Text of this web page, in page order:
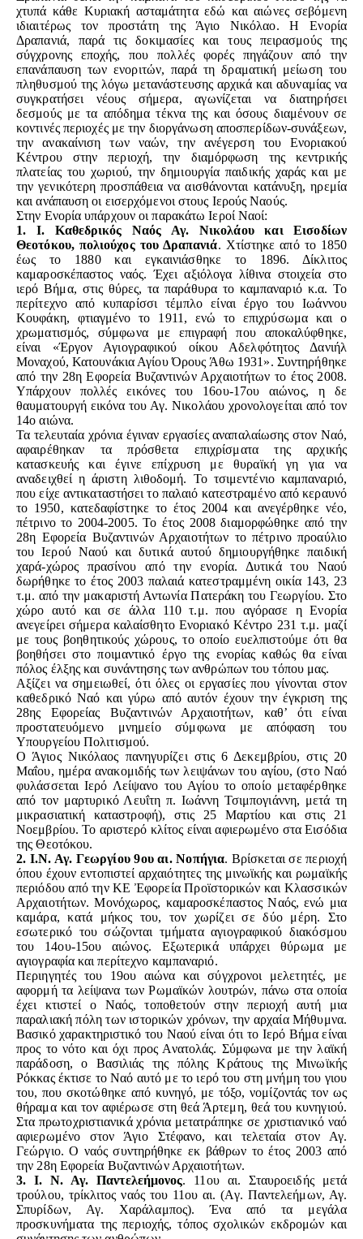
χτυπά κάθε Κυριακή ασταμάτητα εδώ και αιώνες σεβόμενη
ιδιαιτέρως τον προστάτη της Άγιο Νικόλαο. Η Ενορία
Δραπανιά, παρά τις δοκιμασίες και τους πειρασμούς της
σύγχρονης εποχής, που πολλές φορές πηγάζουν από την
επανάπαυση των ενοριτών, παρά τη δραματική μείωση του
πληθυσμού της λόγω μετανάστευσης αρχικά και αδυναμίας να
συγκρατήσει νέους σήμερα, αγωνίζεται να διατηρήσει
δεσμούς με τα απόδημα τέκνα της και όσους διαμένουν σε
κοντινές περιοχές με την διοργάνωση αποσπερίδων-συνάξεων,
την ανακαίνιση των ναών, την ανέγερση του Ενοριακού
Κέντρου στην περιοχή, την διαμόρφωση της κεντρικής
πλατείας του χωριού, την δημιουργία παιδικής χαράς και με
την γενικότερη προσπάθεια να αισθάνονται κατάνυξη, ηρεμία
και ανάπαυση οι εισερχόμενοι στους Ιερούς Ναούς.
Στην Ενορία υπάρχουν οι παρακάτω Ιεροί Ναοί:
1. Ι. Καθεδρικός Ναός Αγ. Νικολάου και Εισοδίων
Θεοτόκου, πολιούχος του Δραπανιά. Χτίστηκε από το 1850
έως το 1880 και εγκαινιάσθηκε το 1896. Δίκλιτος
καμαροσκέπαστος ναός. Έχει αξιόλογα λίθινα στοιχεία στο
ιερό Βήμα, στις θύρες, τα παράθυρα το καμπαναριό κ.α. Το
περίτεχνο από κυπαρίσσι τέμπλο είναι έργο του Ιωάννου
Κουφάκη, φτιαγμένο το 1911, ενώ το επιχρύσωμα και ο
χρωματισμός, σύμφωνα με επιγραφή που αποκαλύφθηκε,
είναι «Έργον Αγιογραφικού οίκου Αδελφότητος Δανιήλ
Μοναχού, Κατουνάκια Αγίου Όρους Άθω 1931». Συντηρήθηκε
από την 28η Εφορεία Βυζαντινών Αρχαιοτήτων το έτος 2008.
Υπάρχουν πολλές εικόνες του 16ου-17ου αιώνος, η δε
θαυματουργή εικόνα του Αγ. Νικολάου χρονολογείται από τον
14ο αιώνα.
Τα τελευταία χρόνια έγιναν εργασίες αναπαλαίωσης στον Ναό,
αφαιρέθηκαν τα πρόσθετα επιχρίσματα της αρχικής
κατασκευής και έγινε επίχρυση με θυραϊκή γη για να
αναδειχθεί η άριστη λιθοδομή. Το τσιμεντένιο καμπαναριό,
που είχε αντικαταστήσει το παλαιό κατεστραμένο από κεραυνό
το 1950, κατεδαφίστηκε το έτος 2004 και ανεγέρθηκε νέο,
πέτρινο το 2004-2005. Το έτος 2008 διαμορφώθηκε από την
28η Εφορεία Βυζαντινών Αρχαιοτήτων το πέτρινο προαύλιο
του Ιερού Ναού και δυτικά αυτού δημιουργήθηκε παιδική
χαρά-χώρος πρασίνου από την ενορία. Δυτικά του Ναού
δωρήθηκε το έτος 2003 παλαιά κατεστραμμένη οικία 143, 23
τ.μ. από την μακαριστή Αντωνία Πατεράκη του Γεωργίου. Στο
χώρο αυτό και σε άλλα 110 τ.μ. που αγόρασε η Ενορία
ανεγείρει σήμερα καλαίσθητο Ενοριακό Κέντρο 231 τ.μ. μαζί
με τους βοηθητικούς χώρους, το οποίο ευελπιστούμε ότι θα
βοηθήσει στο ποιμαντικό έργο της ενορίας καθώς θα είναι
πόλος έλξης και συνάντησης των ανθρώπων του τόπου μας.
Αξίζει να σημειωθεί, ότι όλες οι εργασίες που γίνονται στον
καθεδρικό Ναό και γύρω από αυτόν έχουν την έγκριση της
28ης Εφορείας Βυζαντινών Αρχαιοτήτων, καθ’ ότι είναι
προστατευόμενο μνημείο σύμφωνα με απόφαση του
Υπουργείου Πολιτισμού.
Ο Άγιος Νικόλαος πανηγυρίζει στις 6 Δεκεμβρίου, στις 20
Μαΐου, ημέρα ανακομιδής των λειψάνων του αγίου, (στο Ναό
φυλάσσεται Ιερό Λείψανο του Αγίου το οποίο μεταφέρθηκε
από τον μαρτυρικό Λευΐτη π. Ιωάννη Τσιμπογιάννη, μετά τη
μικρασιατική καταστροφή), στις 25 Μαρτίου και στις 21
Νοεμβρίου. Το αριστερό κλίτος είναι αφιερωμένο στα Εισόδια
της Θεοτόκου.
2. Ι.Ν. Αγ. Γεωργίου 9ου αι.Νοπήγια. Βρίσκεται σε περιοχή
όπου έχουν εντοπιστεί αρχαιότητες της μινωϊκής και ρωμαϊκής
περιόδου από την ΚΕἘφορεία Προϊστορικών και Κλασσικών
Αρχαιοτήτων. Μονόχωρος, καμαροσκέπαστος Ναός, ενώ μια
καμάρα, κατά μήκος του, τον χωρίζει σε δύο μέρη. Στο
εσωτερικό του σώζονται τμήματα αγιογραφικού διακόσμου
του 14ου-15ου αιώνος. Εξωτερικά υπάρχει θύρωμα με
αγιογραφία και περίτεχνο καμπαναριό.
Περιηγητές του 19ου αιώνα και σύγχρονοι μελετητές, με
αφορμή τα λείψανα των Ρωμαϊκών λουτρών, πάνω στα οποία
έχει κτιστεί ο Ναός, τοποθετούν στην περιοχή αυτή μια
παραλιακή πόλη των ιστορικών χρόνων, την αρχαία Μήθυμνα.
Βασικό χαρακτηριστικό του Ναού είναι ότι το Ιερό Βήμα είναι
προς το νότο και όχι προς Ανατολάς. Σύμφωνα με την λαϊκή
παράδοση, ο Βασιλιάς της πόλης Κράτους της Μινωϊκής
Ρόκκας έκτισε το Ναό αυτό με το ιερό του στη μνήμη του γιου
του, που σκοτώθηκε από κυνηγό, με τόξο, νομίζοντάς τον ως
θήραμα και τον αφιέρωσε στη θεά Άρτεμη, θεά του κυνηγιού.
Στα πρωτοχριστιανικά χρόνια μετατράπηκε σε χριστιανικό ναό
αφιερωμένο στον Άγιο Στέφανο, και τελεταία στον Αγ.
Γεώργιο. Ο ναός συντηρήθηκε εκ βάθρων το έτος 2003 από
την 28η Εφορεία Βυζαντινών Αρχαιοτήτων.
3. Ι. Ν. Αγ. Παντελεήμονος. 11ου αι. Σταυροειδής μετά
τρούλου, τρίκλιτος ναός του 11ου αι. (Αγ. Παντελεήμων, Αγ.
Σπυρίδων, Αγ. Χαράλαμπος).
Ένα από τα μεγάλα
προσκυνήματα της περιοχής, τόπος σχολικών εκδρομών και